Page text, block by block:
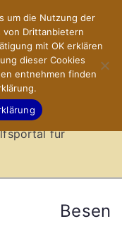
für
Besen
um die Nutzung der
von Drittanbietern
mit OK erklären
dieser Cookies
entnehmen finden